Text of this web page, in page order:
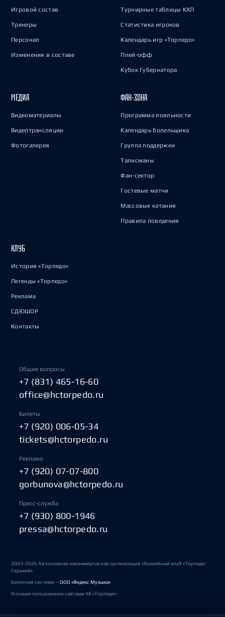
Игровой состав
Тренеры
Персонал
Изменения в составе
Турнирные таблицы КХЛ
Статистика игроков
Календарь игр «Торпедо»
Плей-офф
Кубок Губернатора
МЕДИА
Видеоматериалы
Видеотрансляции
Фотогалерея
ФАН-ЗОНА
Программа лояльности
Календарь болельщика
Группа поддержки
Талисманы
Фан-сектор
Гостевые матчи
Массовые катания
Правила поведения
КЛУБ
История «Торпедо»
Легенды «Торпедо»
Реклама
СДЮШОР
Контакты
Общие вопросы
+7 (831) 465-16-60
office@hctorpedo.ru
Билеты
+7 (920) 006-05-34
tickets@hctorpedo.ru
Реклама
+7 (920) 07-07-800
gorbunova@hctorpedo.ru
Пресс-служба
+7 (930) 800-1946
pressa@hctorpedo.ru
2003-2026 Автономная некоммерческая организация «Хоккейный клуб «Торпедо-
Горький»
Билетная система —ООО «Яндекс Музыка»
Условия пользования сайтами ХК «Торпедо»